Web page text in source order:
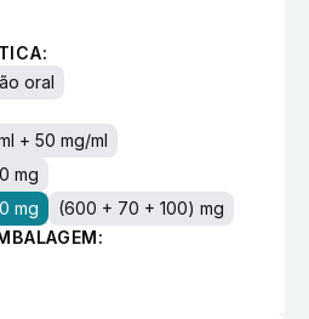
oral
+ 50 mg/ml
mg
mg
(600 + 70 + 100) mg